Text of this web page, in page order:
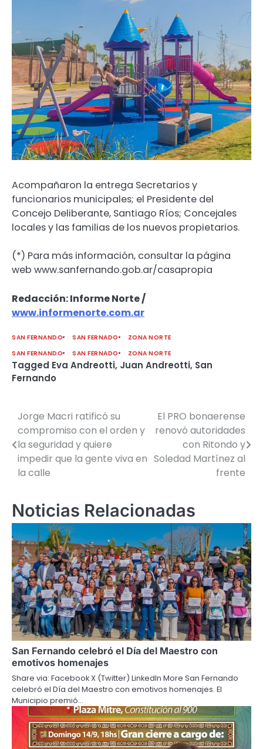
Acompañaron la entrega Secretarios y
funcionarios municipales; el Presidente del
Concejo Deliberante, Santiago Ríos; Concejales
locales y las familias de los nuevos propietarios.
(*) Para más información, consultar la página
web www.sanfernando.gob.ar/casapropia
Redacción: Informe Norte /
www.informenorte.com.ar
SAN FERNANDO SAN FERNADO
ZONA NORTE
SAN FERNANDO
SAN FERNADO ZONA NORTE
Tagged Eva Andreotti, Juan Andreotti, San
Fernando
Navegación
de
entradas
Jorge Macri ratificó su
compromiso con el orden y
la seguridad y quiere
impedir que la gente viva en
la calle
El PRO bonaerense
renovó autoridades
con Ritondo y
Soledad Martínez al
frente
Noticias Relacionadas
San Fernando celebró el Día del Maestro con
emotivos homenajes
Share via: Facebook X (Twitter) LinkedIn More San Fernando
celebró el Día del Maestro con emotivos homenajes. El
Municipio premió…